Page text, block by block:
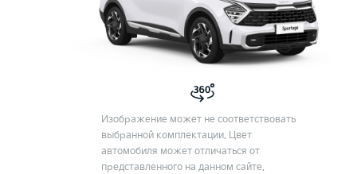
Изображение может не соответствовать
выбранной комплектации. Цвет
автомобиля может отличаться от
представленного на данном сайте.